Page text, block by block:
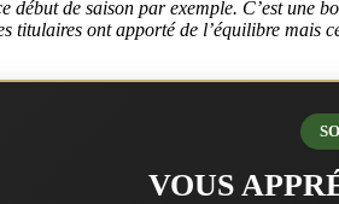
de saison par exemple. C’est une
titulaires ont apporté de l’équilibre mais
VOUS